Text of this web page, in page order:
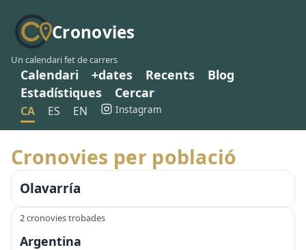
Cronovies
Un calendari fet de carrers
Calendari +dates Recents
Blog
Estadístiques
Cercar
CA ES EN Instagram
Cronovies per població
Olavarría
2 cronovies trobades
Argentina